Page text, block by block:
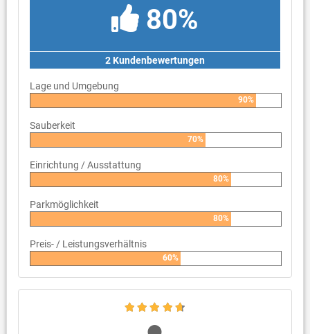
80%
2 Kundenbewertungen
Lage und Umgebung
90%
Sauberkeit
70%
Einrichtung / Ausstattung
80%
Parkmöglichkeit
80%
Preis- / Leistungsverhältnis
60%